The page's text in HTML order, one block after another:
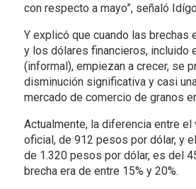
con respecto a mayo”, señaló
Y explicó que cuando las brechas
y los dólares financieros, incluido
(informal), empiezan a crecer, se
disminución significativa y casi
mercado de comercio de granos
Actualmente, la diferencia entre el
oficial, de 912 pesos por dólar, y
de 1.320 pesos por dólar, es del
brecha era de entre 15% y 20%.